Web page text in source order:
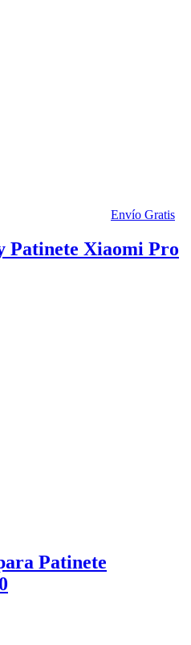
Envío Gratis
Patinete Xiaomi Pro
Patinete